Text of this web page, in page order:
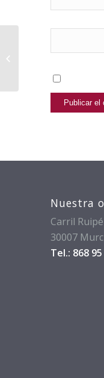
Nuestra
Carril
30007
Tel.: 868
#libroemprendedor